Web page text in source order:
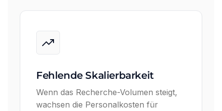
Fehlende Skalierbarkeit
Wenn das Recherche-Volumen steigt,
wachsen die Personalkosten für